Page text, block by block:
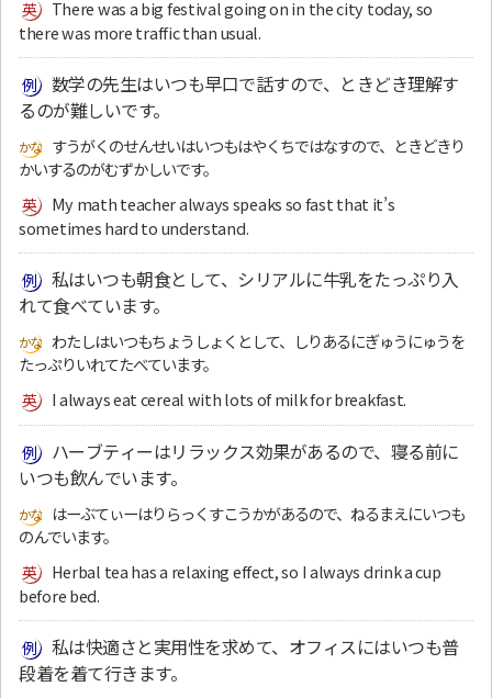
There was a big festival going on in the city today, so
there was more traffic than usual.
数学の先生はいつも早口で話すので、ときどき理解す
るのが難しいです。
すうがくのせんせいはいつもはやくちではなすので、ときどきり
かいするのがむずかしいです。
My math teacher always speaks so fast that it’s
sometimes hard to understand.
私はいつも朝食として、シリアルに牛乳をたっぷり入
れて食べています。
わたしはいつもちょうしょくとして、しりあるにぎゅうにゅうを
たっぷりいれてたべています。
I always eat cereal with lots of milk for breakfast.
ハーブティーはリラックス効果があるので、寝る前に
いつも飲んでいます。
はーぶてぃーはりらっくすこうかがあるので、ねるまえにいつも
のんでいます。
Herbal tea has a relaxing effect, so I always drink a cup
before bed.
私は快適さと実用性を求めて、オフィスにはいつも普
段着を着て行きます。